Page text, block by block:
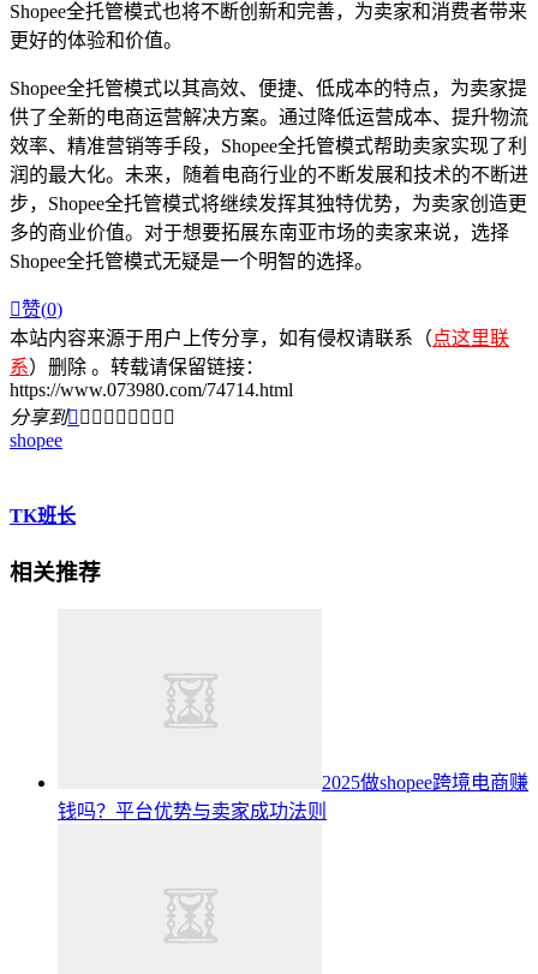
Shopee全托管模式也将不断创新和完善，为卖家和消费者带来
更好的体验和价值。
Shopee全托管模式以其高效、便捷、低成本的特点，为卖家提
供了全新的电商运营解决方案。通过降低运营成本、提升物流
效率、精准营销等手段，Shopee全托管模式帮助卖家实现了利
润的最大化。未来，随着电商行业的不断发展和技术的不断进
步，Shopee全托管模式将继续发挥其独特优势，为卖家创造更
多的商业价值。对于想要拓展东南亚市场的卖家来说，选择
Shopee全托管模式无疑是一个明智的选择。
赞(0)
本站内容来源于用户上传分享，如有侵权请联系（点这里联
系）删除 。转载请保留链接：
https://www.073980.com/74714.html
分享到        
shopee
TK班长
相关推荐
2025做shopee跨境电商赚
钱吗？平台优势与卖家成功法则